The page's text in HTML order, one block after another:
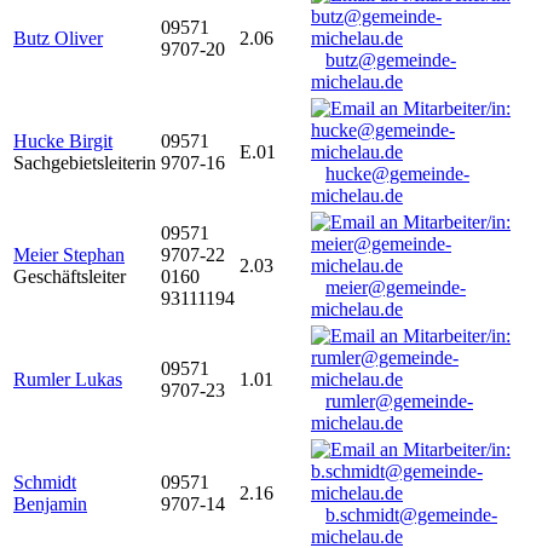
Butz Oliver
09571
9707-20
2.06
butz@gemeinde-
michelau.de
Hucke Birgit
Sachgebietsleiterin
09571
9707-16
E.01
hucke@gemeinde-
michelau.de
Meier Stephan
Geschäftsleiter
09571
9707-22
0160
93111194
2.03
meier@gemeinde-
michelau.de
Rumler Lukas
09571
9707-23
1.01
rumler@gemeinde-
michelau.de
Schmidt
Benjamin
09571
9707-14
2.16
b.schmidt@gemeinde-
michelau.de